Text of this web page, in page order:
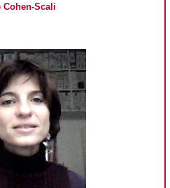
Cohen-Scali